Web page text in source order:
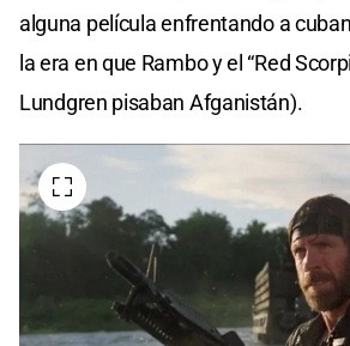
alguna película enfrentando a
la era en que Rambo y el “Red
Lundgren pisaban Afganistán).